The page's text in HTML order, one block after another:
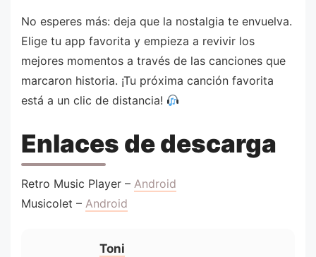
No esperes más: deja que la nostalgia te envuelva.
Elige tu app favorita y empieza a revivir los
mejores momentos a través de las canciones que
marcaron historia. ¡Tu próxima canción favorita
está a un clic de distancia!
Enlaces de descarga
Retro Music Player – Android
Musicolet – Android
Toni